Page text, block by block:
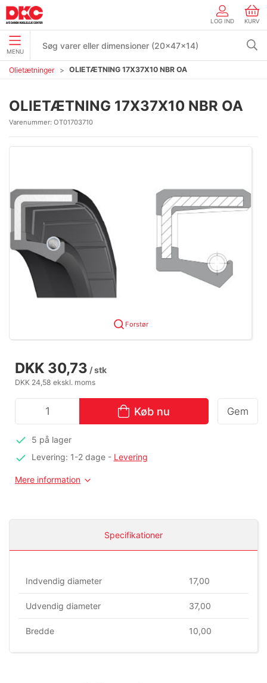
LOG IND KURV
MENU
Olietætninger OLIETÆTNING 17X37X10 NBR OA
OLIETÆTNING 17X37X10 NBR OA
Varenummer: OT01703710
Forstør
DKK 30,73 / stk
DKK 24,58 ekskl. moms
Køb nu Gem
5 på lager
Levering: 1-2 dage- Levering
Mere information
Specifikationer
Indvendig diameter 17,00
Udvendig diameter 37,00
Bredde 10,00